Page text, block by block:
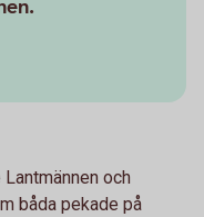
och
båda pekade på